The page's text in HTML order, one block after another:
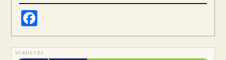
HIRDETÉS